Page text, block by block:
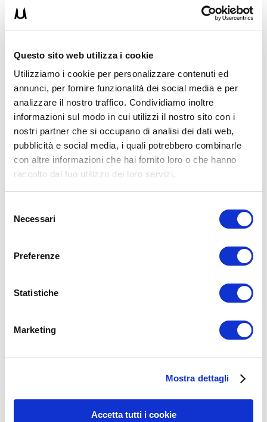
Questo sito web utilizza i cookie
Utilizziamo i cookie per personalizzare contenuti ed
annunci, per fornire funzionalità dei social media e per
analizzare il nostro traffico. Condividiamo inoltre
informazioni sul modo in cui utilizzi il nostro sito con i
nostri partner che si occupano di analisi dei dati web,
pubblicità e social media, i quali potrebbero combinarle
con altre informazioni che hai fornito loro o che hanno
raccolto dal tuo utilizzo dei loro servizi.
delNecessari
Preferenze
Statistiche
Marketing
Mostra dettagli
Accetta tutti i cookie
ALLENATI CON ME!
15WORKOUT
Allenamento aerobico(16)